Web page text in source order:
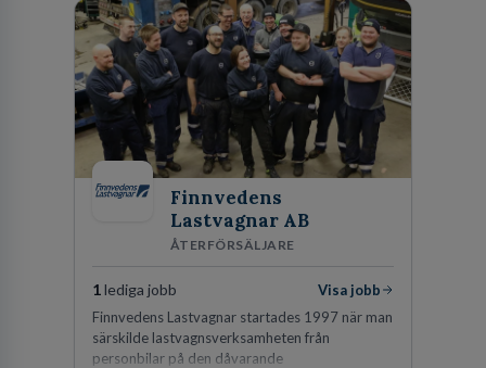
Finnvedens
Lastvagnar AB
ÅTERFÖRSÄLJARE
1lediga jobb
Visa jobb
Finnvedens Lastvagnar startades 1997 när man
särskilde lastvagnsverksamheten från
personbilar på den dåvarande